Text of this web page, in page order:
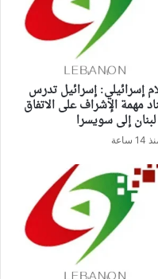
إسرائيلي: إسرائيل تدرس
مهمة الإشراف على الاتفاق
إلى سويسرا
ساعة